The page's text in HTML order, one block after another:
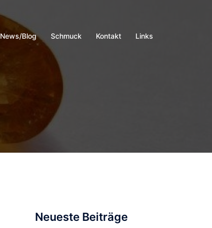
News/Blog Schmuck Kontakt Links
Neueste Beiträge